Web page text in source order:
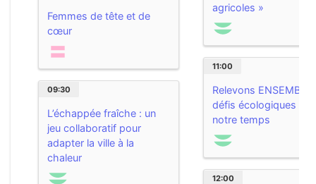
Femmes de tête et de
cœur
09:30
L’échappée fraîche : un
jeu collaboratif pour
adapter la ville à la
chaleur
agricoles »
11:00
Relevons ENSEMBLE
défis écologiques de
notre temps
12:00